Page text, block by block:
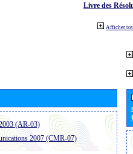
Livre des
Afficher
(AR-03)
2007 (CMR-07)